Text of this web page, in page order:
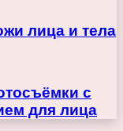
лица и тела
с
для лица